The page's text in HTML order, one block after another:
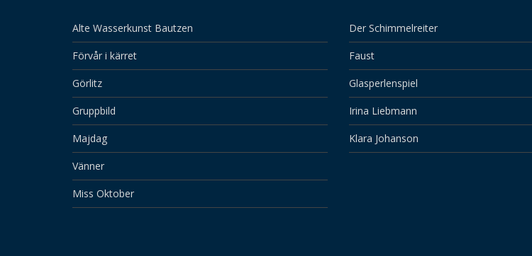
Alte Wasserkunst Bautzen
Förvår i kärret
Görlitz
Gruppbild
Majdag
Vänner
Miss Oktober
Der Schimmelreiter
Faust
Glasperlenspiel
Irina Liebmann
Klara Johanson